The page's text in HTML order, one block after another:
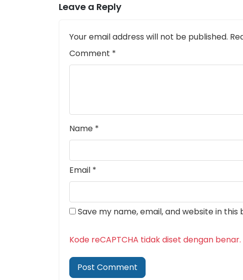
Leave a Reply
Your email address will not be published.
Comment *
Name *
Email *
Save my name, email, and website in
Kode reCAPTCHA tidak diset dengan benar.